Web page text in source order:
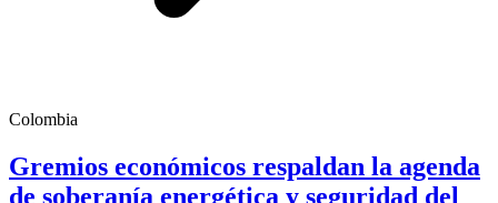
Colombia
Gremios económicos respaldan la agenda
de soberanía energética y seguridad del